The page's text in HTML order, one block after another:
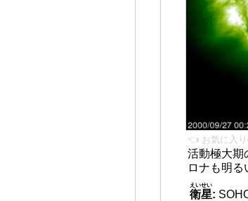
👈 お気に入り
活動極大期
ロナも明る
衛星
えいせい
: